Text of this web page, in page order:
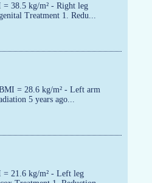
38.5 kg/m² - Right leg
Treatment 1. Redu...
= 28.6 kg/m² - Left arm
5 years ago...
21.6 kg/m² - Left leg